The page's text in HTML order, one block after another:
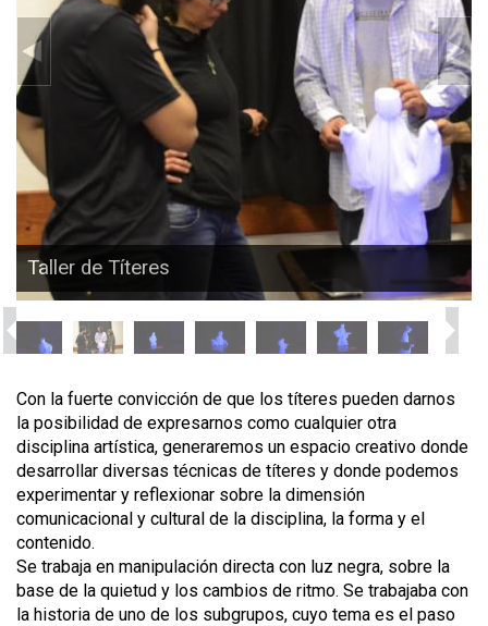
Taller de Títeres
Con la fuerte convicción de que los títeres pueden darnos
la posibilidad de expresarnos como cualquier otra
disciplina artística, generaremos un espacio creativo donde
desarrollar diversas técnicas de títeres y donde podemos
experimentar y reflexionar sobre la dimensión
comunicacional y cultural de la disciplina, la forma y el
contenido.
Se trabaja en manipulación directa con luz negra, sobre la
base de la quietud y los cambios de ritmo. Se trabajaba con
la historia de uno de los subgrupos, cuyo tema es el paso